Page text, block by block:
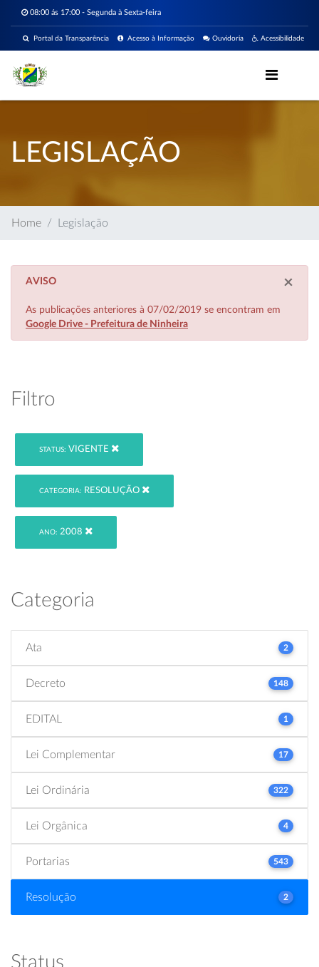
08:00 ás 17:00 - Segunda à Sexta-feira
Acessibilidade
Ouvidoria
Acesso à Informação
Portal da Transparência
LEGISLAÇÃO
Home Legislação
×
AVISO
As publicações anteriores à 07/02/2019 se encontram em
Google Drive - Prefeitura de Ninheira
Filtro
STATUS: VIGENTE
CATEGORIA: RESOLUÇÃO
ANO: 2008
Categoria
Ata 2
Decreto 148
EDITAL 1
Lei Complementar 17
Lei Ordinária 322
Lei Orgânica 4
Portarias 543
Resolução 2
Status